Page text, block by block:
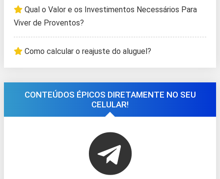
Qual o Valor e os Investimentos Necessários Para
Viver de Proventos?
Como calcular o reajuste do aluguel?
CONTEÚDOS ÉPICOS DIRETAMENTE NO SEU
CELULAR!